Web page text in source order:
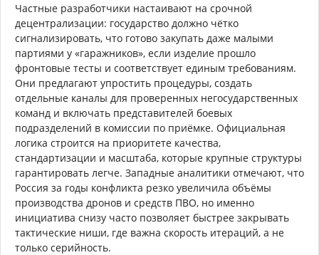
Частные разработчики настаивают на срочной
децентрализации: государство должно чётко
сигнализировать, что готово закупать даже малыми
партиями у «гаражников», если изделие прошло
фронтовые тесты и соответствует единым требованиям.
Они предлагают упростить процедуры, создать
отдельные каналы для проверенных негосударственных
команд и включать представителей боевых
подразделений в комиссии по приёмке. Официальная
логика строится на приоритете качества,
стандартизации и масштаба, которые крупные структуры
гарантировать легче. Западные аналитики отмечают, что
Россия за годы конфликта резко увеличила объёмы
производства дронов и средств ПВО, но именно
инициатива снизу часто позволяет быстрее закрывать
тактические ниши, где важна скорость итераций, а не
только серийность.